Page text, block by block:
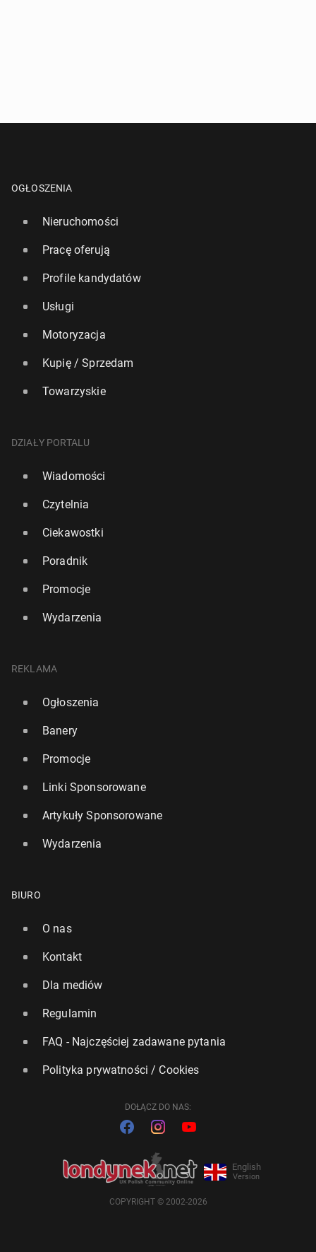
OGŁOSZENIA
Nieruchomości
Pracę oferują
Profile kandydatów
Usługi
Motoryzacja
Kupię / Sprzedam
Towarzyskie
DZIAŁY PORTALU
Wiadomości
Czytelnia
Ciekawostki
Poradnik
Promocje
Wydarzenia
REKLAMA
Ogłoszenia
Banery
Promocje
Linki Sponsorowane
Artykuły Sponsorowane
Wydarzenia
BIURO
O nas
Kontakt
Dla mediów
Regulamin
FAQ - Najczęściej zadawane pytania
Polityka prywatności / Cookies
DOŁĄCZ DO NAS:
English
Version
COPYRIGHT © 2002-2026